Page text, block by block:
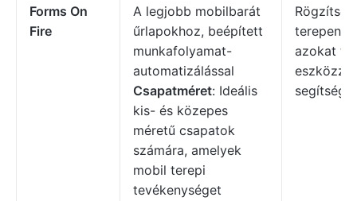
Forms On
Fire
A legjobb mobilbarát
űrlapokhoz, beépített
munkafolyamat-
automatizálással
Csapatméret: Ideális
kis- és közepes
méretű csapatok
számára, amelyek
mobil terepi
tevékenységet
Rögzítse
terepen,
azokat